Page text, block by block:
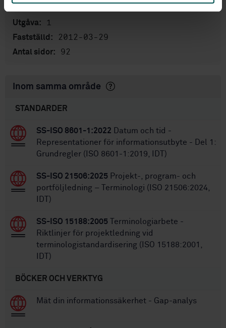
Utgåva: 1
Fastställd: 2012-03-29
Antal sidor: 92
Inom samma område
STANDARDER
SS-ISO 8601-1:2022 Datum och tid -
Representationer för informationsutbyte - Del 1:
Grundregler (ISO 8601-1:2019, IDT)
SS-ISO 21506:2025 Projekt-, program- och
portföljledning – Terminologi (ISO 21506:2024,
IDT)
SS-ISO 15188:2005 Terminologiarbete -
Riktlinjer för projektledning vid
terminologistandardisering (ISO 15188:2001,
IDT)
BÖCKER OCH VERKTYG
Mät din informationssäkerhet - Gap-analys